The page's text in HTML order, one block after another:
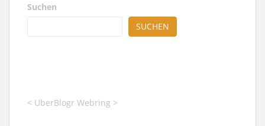
Suchen
SUCHEN
< UberBlogr Webring >